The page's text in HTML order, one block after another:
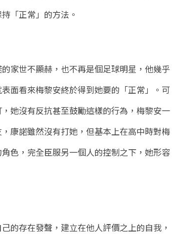
「正常」的方法。
家世不顯赫，也不再是個足球明星，他幾乎
面看來梅黎安終於得到她要的「正常」。可
她沒有反抗甚至鼓勵這樣的行為，梅黎安一
康諾雖然沒有打她，但基本上在高中時對梅
色，完全臣服另一個人的控制之下，她形容
的存在發聲，建立在他人評價之上的自我，